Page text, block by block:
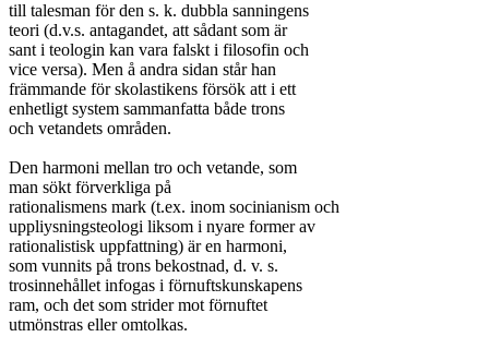
till talesman för den s. k. dubbla sanningens
teori (d.v.s. antagandet, att sådant som är
sant i teologin kan vara falskt i filosofin och
vice versa). Men å andra sidan står han
främmande för skolastikens försök att i ett
enhetligt system sammanfatta både trons
och vetandets områden.
Den harmoni mellan tro och vetande, som
man sökt förverkliga på
rationalismens mark (t.ex. inom socinianism och
uppliysningsteologi liksom i nyare former av
rationalistisk uppfattning) är en harmoni,
som vunnits på trons bekostnad, d. v. s.
trosinnehållet infogas i förnuftskunskapens
ram, och det som strider mot förnuftet
utmönstras eller omtolkas.